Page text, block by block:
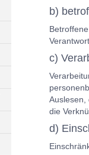
b)
c)
Auslesen,
die
d)